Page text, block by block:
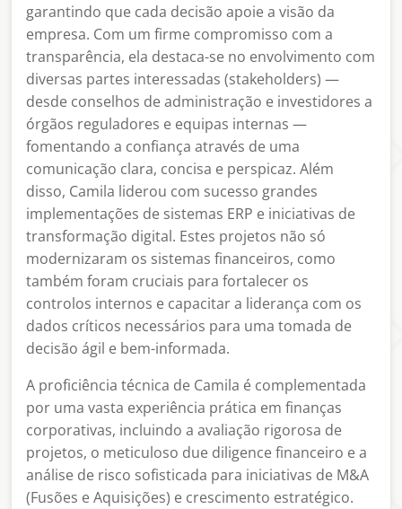
garantindo que cada decisão apoie a visão da
empresa. Com um firme compromisso com a
transparência, ela destaca-se no envolvimento com
diversas partes interessadas (stakeholders) —
desde conselhos de administração e investidores a
órgãos reguladores e equipas internas —
fomentando a confiança através de uma
comunicação clara, concisa e perspicaz. Além
disso, Camila liderou com sucesso grandes
implementações de sistemas ERP e iniciativas de
transformação digital. Estes projetos não só
modernizaram os sistemas financeiros, como
também foram cruciais para fortalecer os
controlos internos e capacitar a liderança com os
dados críticos necessários para uma tomada de
decisão ágil e bem-informada.
A proficiência técnica de Camila é complementada
por uma vasta experiência prática em finanças
corporativas, incluindo a avaliação rigorosa de
projetos, o meticuloso due diligence financeiro e a
análise de risco sofisticada para iniciativas de M&A
(Fusões e Aquisições) e crescimento estratégico.